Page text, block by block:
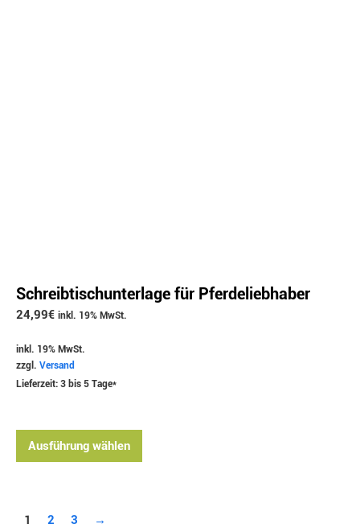
Schreibtischunterlage für Pferdeliebhaber
24,99€ inkl. 19% MwSt.
inkl. 19% MwSt.
zzgl. Versand
Lieferzeit: 3 bis 5 Tage*
Ausführung wählen
1 2 3 →